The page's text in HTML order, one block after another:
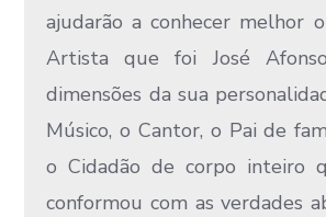
ajudarão a conhecer melhor
Artista que foi José
dimensões da sua
Músico, o Cantor, o Pai de
o Cidadão de corpo inteiro
conformou com as verdades